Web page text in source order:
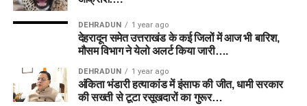
DEHRADUN 1 year ago
देहरादून समेत उत्तराखंड के कई जिलों में आज भी बारिश,
मौसम विभाग ने येलो अलर्ट किया जारी….
DEHRADUN 1 year ago
अंकिता भंडारी हत्याकांड में इंसाफ की जीत, धामी सरकार
की सख्ती से टूटा रसूखदारों का गुरूर…